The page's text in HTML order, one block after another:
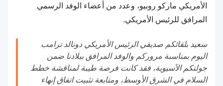
الأمريكي ماركو روبيو، وعدد من أعضاء الوفد الرسمي
المرافق للرئيس الأمريكي.
سعيد بلقائكم صديقي الرئيس الأمريكي دونالد ترامب
اليوم بمناسبة مروركم والوفد المرافق ببلادنا ضمن
جولتكم الآسيوية، فقد كانت فرصة طيبة لمناقشة خطط
السلام في الشرق الأوسط، ومتابعة تثبيت اتفاق إنهاء